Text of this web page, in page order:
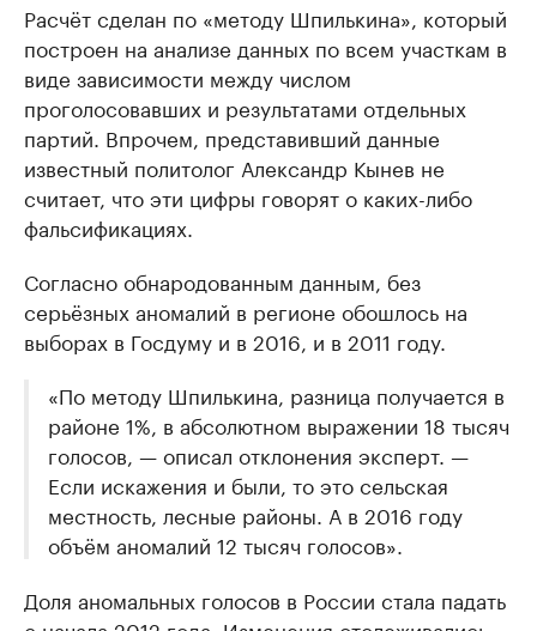
Расчёт сделан по «методу Шпилькина», который
построен на анализе данных по всем участкам в
виде зависимости между числом
проголосовавших и результатами отдельных
партий. Впрочем, представивший данные
известный политолог Александр Кынев не
считает, что эти цифры говорят о каких-либо
фальсификациях.
Согласно обнародованным данным, без
серьёзных аномалий в регионе обошлось на
выборах в Госдуму и в 2016, и в 2011 году.
«По методу Шпилькина, разница получается в
районе 1%, в абсолютном выражении 18 тысяч
голосов, — описал отклонения эксперт. —
Если искажения и были, то это сельская
местность, лесные районы. А в 2016 году
объём аномалий 12 тысяч голосов».
Доля аномальных голосов в России стала падать